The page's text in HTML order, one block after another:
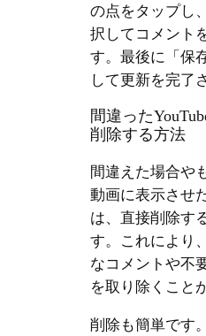
の点をタップし
択してコメント
す。最後に「保
して更新を完了
間違った
削除する方法
間違えた場合や
動画に表示させ
は、直接削除す
す。これにより
なコメントや不
を取り除くこと
削除も簡単です